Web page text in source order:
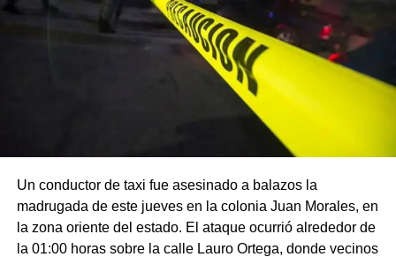
Un conductor de taxi fue asesinado a balazos la
madrugada de este jueves en la colonia Juan Morales, en
la zona oriente del estado. El ataque ocurrió alrededor de
la 01:00 horas sobre la calle Lauro Ortega, donde vecinos